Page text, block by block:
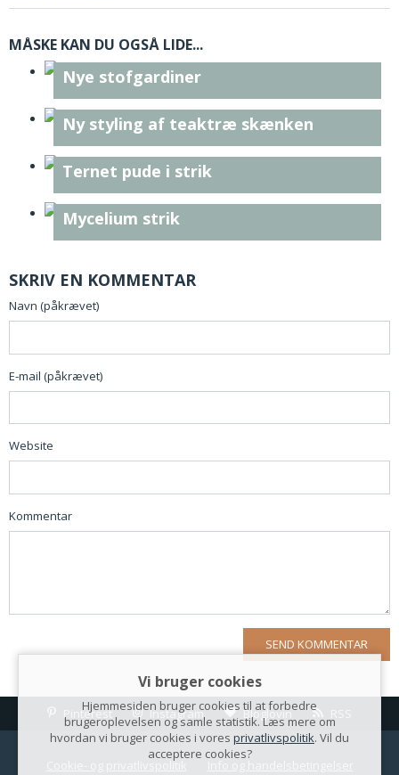
MÅSKE KAN DU OGSÅ LIDE...
Nye stofgardiner
Ny styling af teaktræ skænken
Ternet pude i strik
Mycelium strik
SKRIV EN KOMMENTAR
Navn (påkrævet)
E-mail (påkrævet)
Website
Kommentar
Pinterest Instagram Bloglovin
Cookie- og privatlivspolitik
Vi bruger cookies
Hjemmesiden bruger cookies til at forbedre
brugeroplevelsen og samle statistik. Læs mere om
hvordan vi bruger cookies i vores privatlivspolitik. Vil du
acceptere cookies?